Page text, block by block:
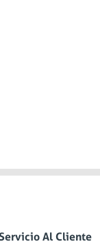
Al Cliente